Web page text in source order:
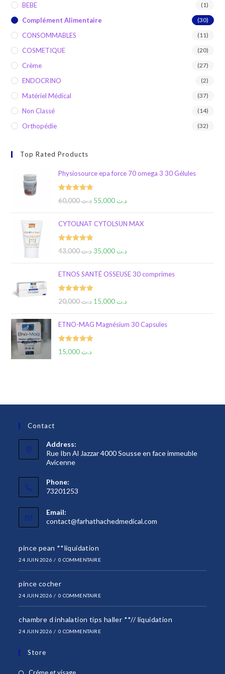
BEBE (1)
Complément Alimentaire (30)
CONSOMMABLES (11)
COSMETIQUE (20)
Crème (27)
ENDOCRINO (2)
Matériel Médical (37)
Non Classé (14)
Orthopédie (32)
Top Rated Products
Physiosource epa force 70 omega 3 30 Gélules
Rated 5.00د.ت60,000 د.ت
CYTOLNAT CYTOLSUN MAX
Rated 5.00د.ت43,000 د.ت
ETNOS SANTÉ OSSEUSE 30 comprimes
Rated 5.00د.ت20,000 د.ت
ETNO-MAG Magnésium 30 Capsules
Rated 5.00د.ت
Contact
Address:
Rue Ibn Al Jazzar 4000 Sousse en face immeuble
Avicenne
Phone:
73201253
Email:
contact@farhathachedmedical.com
pince pean **liquidation
24 JUIN 2026 / 0 COMMENTAIRE
pince cocher
24 JUIN 2026 / 0 COMMENTAIRE
chambre d inhalation tips haller **// liquidation
24 JUIN 2026 / 0 COMMENTAIRE
Store
Créme et visageS’ouvre